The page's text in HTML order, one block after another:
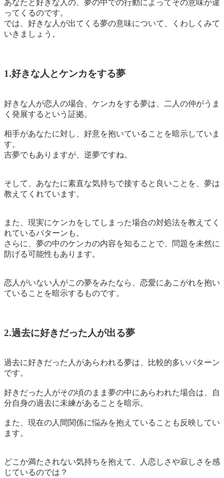
あなたと好きな人の、夢の中での行動によってその意味が違
ってくるのです。
では、好きな人が出てくる夢の意味について、くわしくみて
いきましょう。
1.好きな人とケンカをする夢
好きな人が恋人の場合、ケンカをする夢は、
二人の仲がうま
く発展するという証拠。
相手があなたに対し、好意を抱いていることを暗示していま
す。
吉夢でもありますが、逆夢ですね。
そして、あなたに素直な気持ちで接すると良いことを、夢は
教えてくれています。
また、現実にケンカをしてしまった場合の対処法を教えてく
れているパターンも。
さらに、夢の中のケンカの内容を知ることで、問題を未然に
防げる可能性もあります。
恋人がいない人がこの夢をみたなら、恋愛にあこがれを抱い
ていることを暗示するものです。
2.過去に好きだった人が出る夢
過去に好きだった人があらわれる夢は、比較的多いパターン
です。
好きだった人がその頃のまま夢の中にあらわれた場合は、
自
分自身の過去に未練があることを暗示。
また、 現在の人間関係に悩みを抱えていることも反映 してい
ます。
どこか満たされない気持ちを抱えて、人恋しさや寂しさを感
じているのでは？